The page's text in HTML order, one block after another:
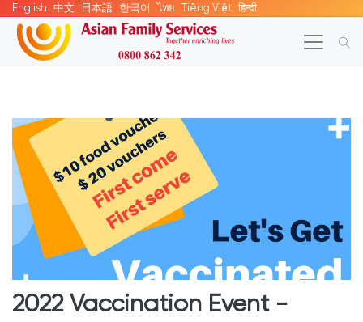
English 中文 日本語 한국어 ไทย Tiếng Việt हिन्दी
2022 Vaccination Event -